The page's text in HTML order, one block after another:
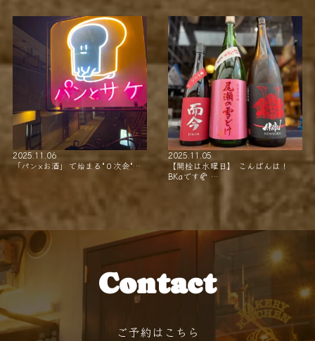
2025.11.06
「パン×お酒」で始まる"０次会"…
2025.11.05
【開栓は水曜日】 こんばんは！
BKaです🥐 …
Contact
ご予約はこちら